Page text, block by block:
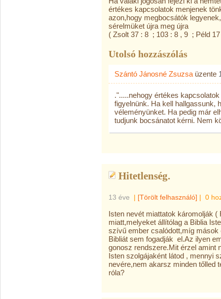
értékes kapcsolatok menjenek
azon,hogy megbocsátók
sérelmüket újra meg újra
( Zsolt 37 : 8 ; 103 : 8 , 9 ; Péld
Utolsó hozzászólás
Szántó Jánosné Zsuzsa üzente
.".....nehogy értékes
figyelnünk. Ha kell hallgassunk,
véleményünket. Ha pedig már
tudjunk bocsánatot kérni. Nem
Hitetlenség.
13 éve | [Törölt felhasználó] | 0
Isten nevét miattatok káromolják (
miatt,melyeket állítólag a Biblia
szívű ember csalódott,míg mások
Bibliát sem fogadják el.Az ilyen
gonosz rendszere.Mit érzel amint
Isten szolgájaként látod , mennyi
nevére,nem akarsz minden tőlled
róla?